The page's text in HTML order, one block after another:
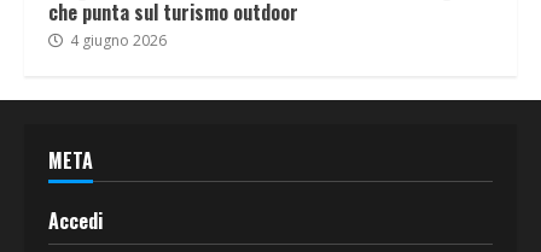
che punta sul turismo outdoor
4 giugno 2026
META
Accedi